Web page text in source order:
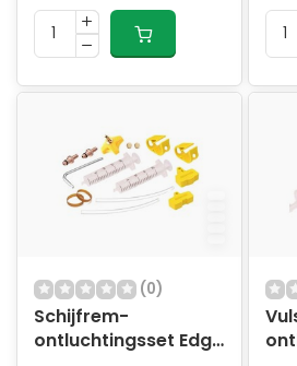
(0)
Schijfrem-
ontluchtingsset Edge